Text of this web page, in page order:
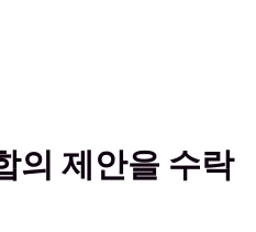
의 제안을 수락